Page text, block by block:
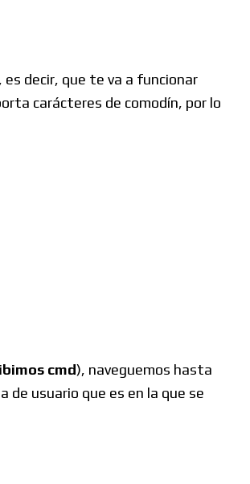
decir, que te va a funcionar
carácteres de comodín, por lo
cmd), naveguemos hasta
de usuario que es en la que se